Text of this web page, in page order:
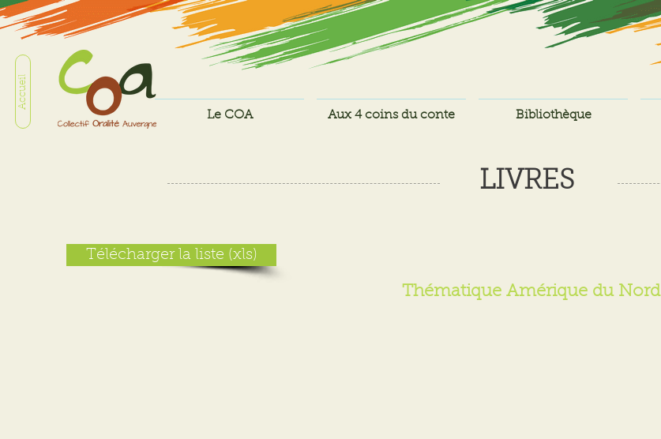
Accueil
Le COA Aux 4 coins du conte Bibliothèque
LIVRES
Télécharger la liste (xls)
Thématique Amérique du Nord